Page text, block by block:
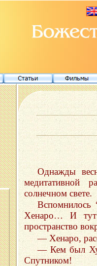
Однажды
медитативной
солнечном свете.
Вспомнилось
Хенаро… И
пространство
— Хенаро,
— Кем был
Спутником!